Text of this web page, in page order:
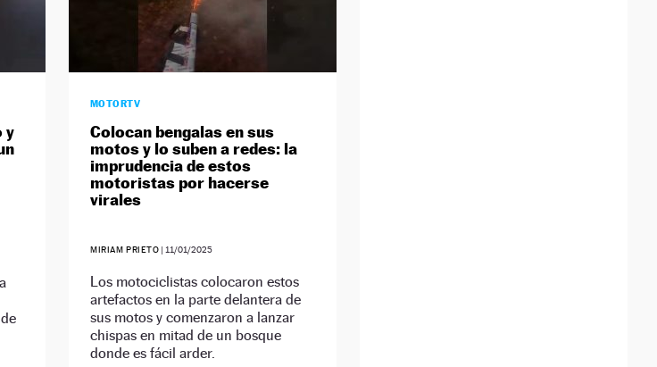
y
MOTORTV
Colocan bengalas en sus
motos y lo suben a redes: la
imprudencia de estos
motoristas por hacerse
virales
MIRIAM PRIETO | 11/01/2025
Los motociclistas colocaron estos
artefactos en la parte delantera de
sus motos y comenzaron a lanzar
chispas en mitad de un bosque
donde es fácil arder.